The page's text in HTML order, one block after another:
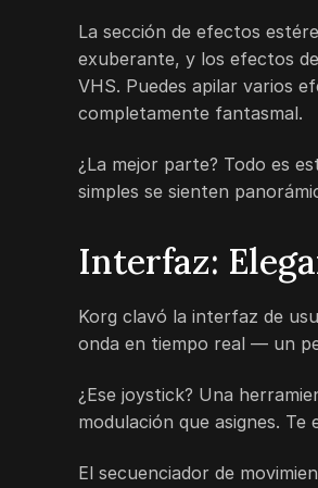
La sección de efectos
exuberante, y los efectos
VHS. Puedes apilar varios
completamente fantasmal.
¿La mejor parte? Todo es
simples se sienten
Interfaz:
Korg clavó la interfaz de
onda en tiempo real — un
¿Ese joystick? Una
modulación que asignes.
El secuenciador de